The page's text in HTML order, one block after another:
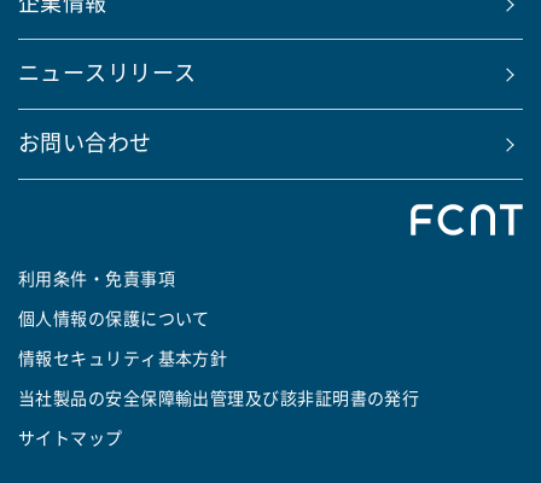
ニュースリリース
お問い合わせ
利用条件・免責事項
個人情報の保護について
情報セキュリティ基本方針
当社製品の安全保障輸出管理及び該非証明書の発行
サイトマップ